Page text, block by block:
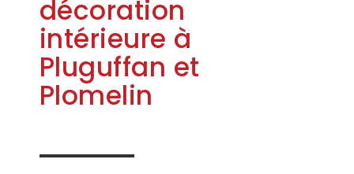
décoration
intérieure à
Pluguffan et
Plomelin